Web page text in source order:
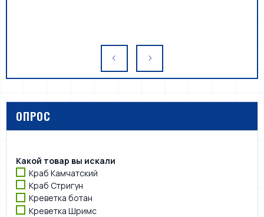
ОПРОС
Какой товар вы искали
Краб Камчатский
Краб Стригун
Креветка ботан
Креветка Шримс